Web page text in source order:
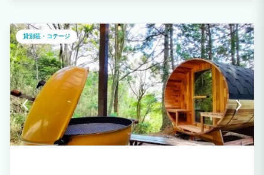
広々とした空間が魅力的！ 【海までは車で10分】 最大6名様まで泊まれる高台の隠れ
家貸し別荘。 海までは車で10分程で行けるのはファミリー、仲間内の旅行などにも最
適！ 静かな木々に囲まれたGlobe House 熱海は 都会の喧騒を忘れ、ひとときの癒し
が感じられます。 日々の疲れを癒す最高のスポット！ 【ペットもご一緒に】 いつも
お留守番ではとても寂しいペット君も歓迎です。 ※ペットに関するルールをご確認く
ださい。 【レジャー】 熱海は夏のマリンスポーツはもちろんのこと、海岸沿いでは釣
りなど。 また伊東市・熱海市はみかん狩りなども有名でございます。 お車で30分ほど
下りますと伊東・伊豆高原方面まで行けますので、 そうしますとまた多くのスポット
がございます。 海水浴や釣り、ゴルフ、観光など目的もいろいろ。バーベキューは年
中無料なので安心! 近くには大型スーパーはもちろん海産物の直売所や干物屋さんも多
くあり、BBQ用品は無料なので 手ぶらでバーベキューが出来ちゃう!(食材等お口に入
るものはご用意ください。)みんなでワイワイ楽しもう!
貸別荘・コテージ